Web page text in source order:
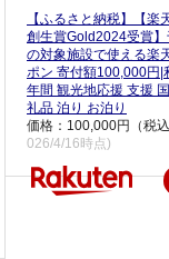
【ふるさと納税】【楽
創生賞Gold2024受賞
の対象施設で使える楽
ポン 寄付額100,000円|
年間 観光地応援 支援
礼品 泊り お泊り
価格：100,000円（税
026/4/16時点)